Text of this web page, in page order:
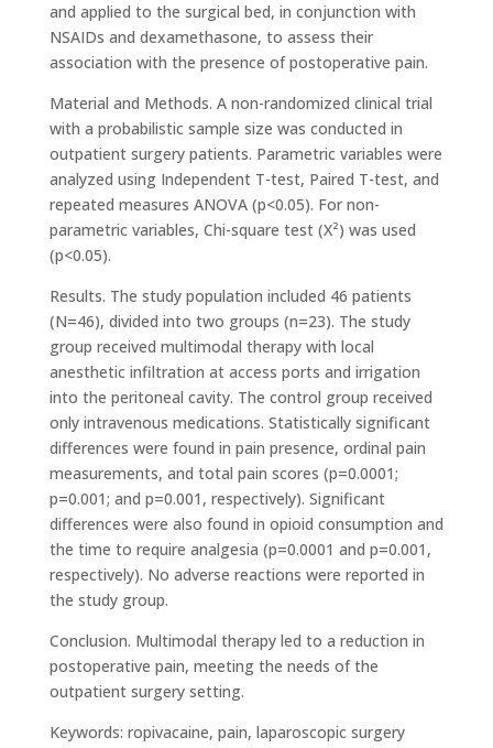
and applied to the surgical bed, in conjunction with
NSAIDs and dexamethasone, to assess their
association with the presence of postoperative pain.
Material and Methods. A non-randomized clinical trial
with a probabilistic sample size was conducted in
outpatient surgery patients. Parametric variables were
analyzed using Independent T-test, Paired T-test, and
repeated measures ANOVA (p<0.05). For non-
parametric variables, Chi-square test (X²) was used
(p<0.05).
Results. The study population included 46 patients
(N=46), divided into two groups (n=23). The study
group received multimodal therapy with local
anesthetic infiltration at access ports and irrigation
into the peritoneal cavity. The control group received
only intravenous medications. Statistically significant
differences were found in pain presence, ordinal pain
measurements, and total pain scores (p=0.0001;
p=0.001; and p=0.001, respectively). Significant
differences were also found in opioid consumption and
the time to require analgesia (p=0.0001 and p=0.001,
respectively). No adverse reactions were reported in
the study group.
Conclusion. Multimodal therapy led to a reduction in
postoperative pain, meeting the needs of the
outpatient surgery setting.
Keywords: ropivacaine, pain, laparoscopic surgery